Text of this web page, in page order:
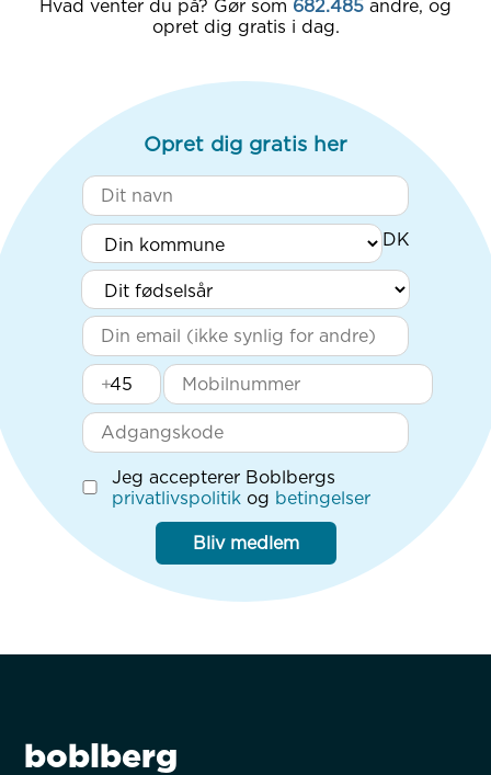
Hvad venter du på? Gør som 682.485 andre, og
opret dig gratis i dag.
Opret dig gratis her
+
Jeg accepterer Boblbergs
privatlivspolitik og betingelser
Bliv medlem
boblberg